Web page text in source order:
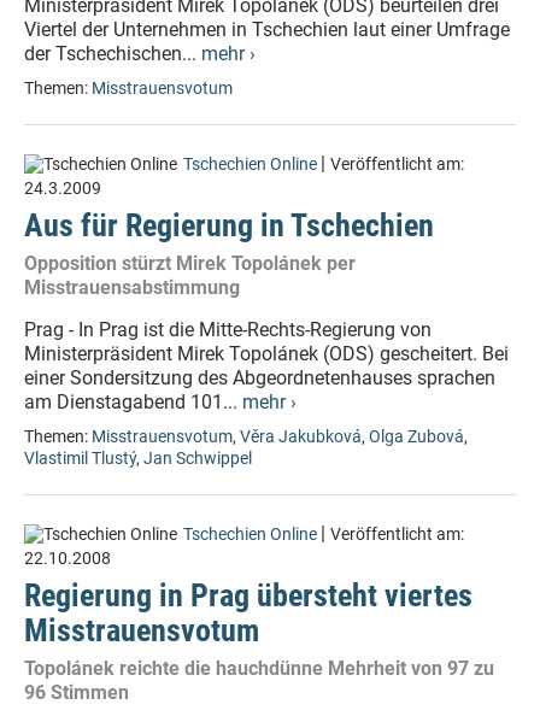
Ministerpräsident Mirek Topolánek (ODS) beurteilen drei
Viertel der Unternehmen in Tschechien laut einer Umfrage
der Tschechischen... mehr ›
Themen: Misstrauensvotum
Tschechien Online | Veröffentlicht am:
24.3.2009
Aus für Regierung in Tschechien
Opposition stürzt Mirek Topolánek per
Misstrauensabstimmung
Prag - In Prag ist die Mitte-Rechts-Regierung von
Ministerpräsident Mirek Topolánek (ODS) gescheitert. Bei
einer Sondersitzung des Abgeordnetenhauses sprachen
am Dienstagabend 101... mehr ›
Themen: Misstrauensvotum, Věra Jakubková, Olga Zubová,
Vlastimil Tlustý, Jan Schwippel
Tschechien Online | Veröffentlicht am:
22.10.2008
Regierung in Prag übersteht viertes
Misstrauensvotum
Topolánek reichte die hauchdünne Mehrheit von 97 zu
96 Stimmen